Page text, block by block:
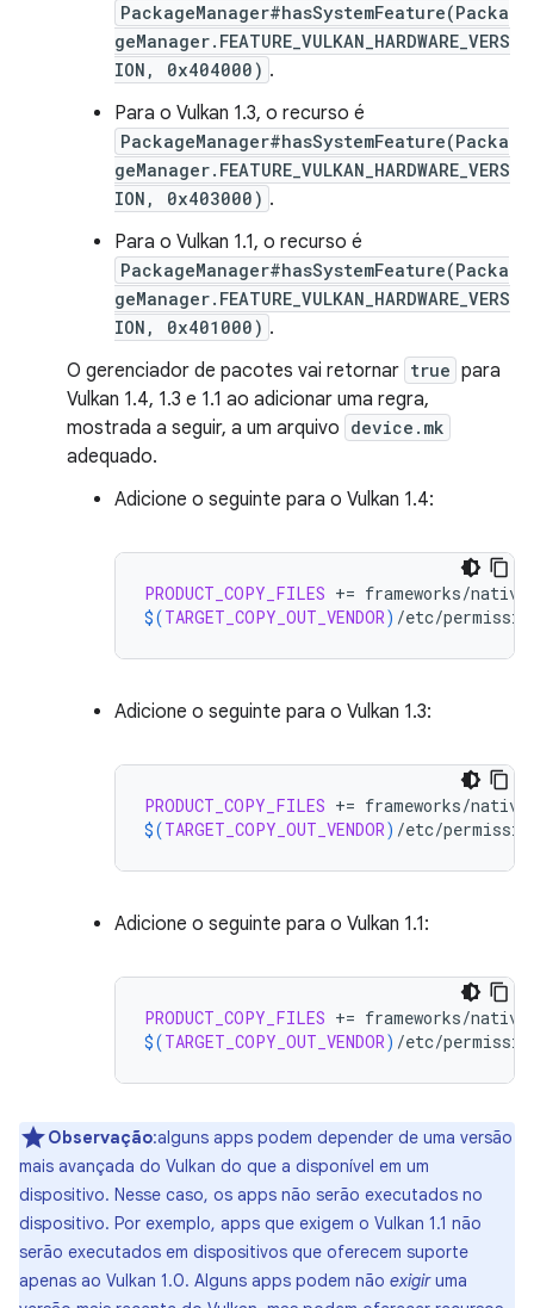
PackageManager#hasSystemFeature(Packa
geManager.FEATURE_VULKAN_HARDWARE_VERS
ION, 0x404000) .
Para o Vulkan 1.3, o recurso é
PackageManager#hasSystemFeature(Packa
geManager.FEATURE_VULKAN_HARDWARE_VERS
ION, 0x403000) .
Para o Vulkan 1.1, o recurso é
PackageManager#hasSystemFeature(Packa
geManager.FEATURE_VULKAN_HARDWARE_VERS
ION, 0x401000) .
O gerenciador de pacotes vai retornar true para
Vulkan 1.4, 1.3 e 1.1 ao adicionar uma regra,
mostrada a seguir, a um arquivo device.mk
adequado.
Adicione o seguinte para o Vulkan 1.4:
PRODUCT_COPY_FILES +=
$(TARGET_COPY_OUT_VENDOR) /etc/
Adicione o seguinte para o Vulkan 1.3:
PRODUCT_COPY_FILES +=
$(TARGET_COPY_OUT_VENDOR) /etc/
Adicione o seguinte para o Vulkan 1.1:
PRODUCT_COPY_FILES +=
$(TARGET_COPY_OUT_VENDOR) /etc/
Observação:alguns apps podem depender de uma versão
mais avançada do Vulkan do que a disponível em um
dispositivo. Nesse caso, os apps não serão executados no
dispositivo. Por exemplo, apps que exigem o Vulkan 1.1 não
serão executados em dispositivos que oferecem suporte
apenas ao Vulkan 1.0. Alguns apps podem não exigiruma